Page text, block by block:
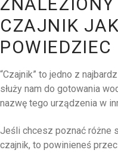
CZAJNIK
POWIEDZIEC
“Czajnik” to jedno z
służy nam do gotowania
nazwę tego urządzenia w
Jeśli chcesz poznać różne
czajnik, to powinieneś